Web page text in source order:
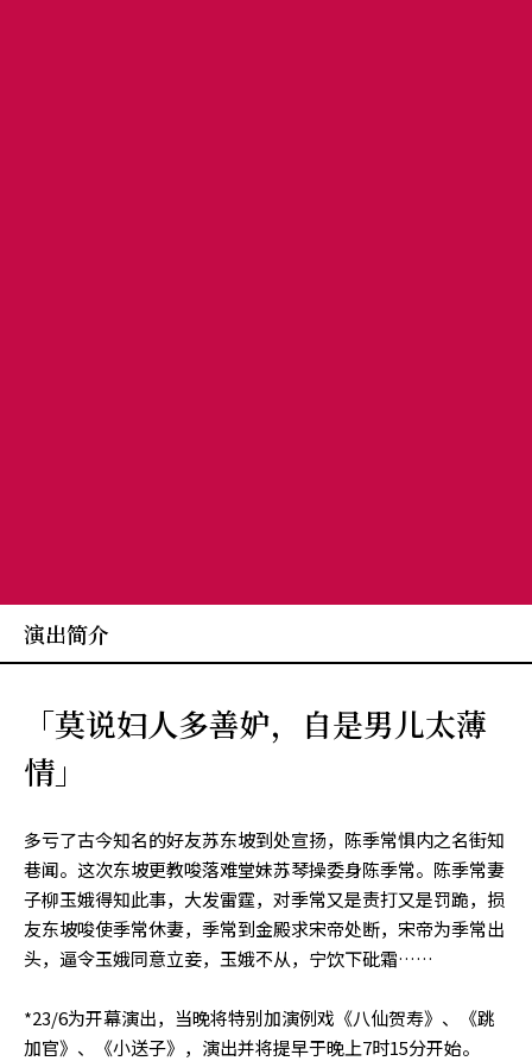
演出简介
「莫说妇人多善妒，自是男儿太薄
情」
多亏了古今知名的好友苏东坡到处宣扬，陈季常惧内之名街知
巷闻。这次东坡更教唆落难堂妹苏琴操委身陈季常。陈季常妻
子柳玉娥得知此事，大发雷霆，对季常又是责打又是罚跪，损
友东坡唆使季常休妻，季常到金殿求宋帝处断，宋帝为季常出
头，逼令玉娥同意立妾，玉娥不从，宁饮下砒霜……
*23/6为开幕演出，当晚将特别加演例戏《八仙贺寿》、《跳
加官》、《小送子》，演出并将提早于晚上7时15分开始。